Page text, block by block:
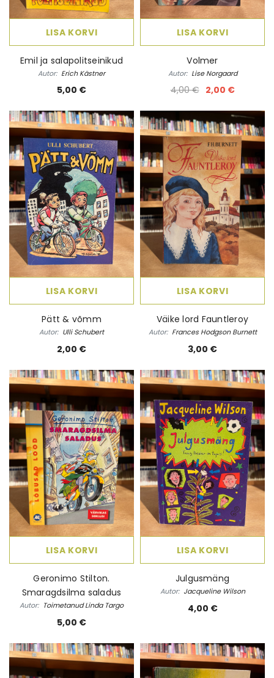
LISA KORVI
Emil ja salapolitseinikud
Autor: Erich Kästner
5,00 €
LISA KORVI
Volmer
Autor: Lise Norgaard
4,00 € 2,00 €
LISA KORVI
Pätt & võmm
Autor: Ulli Schubert
2,00 €
LISA KORVI
Väike lord Fauntleroy
Autor: Frances Hodgson Burnett
3,00 €
LISA KORVI
Geronimo Stilton.
Smaragdsilma saladus
Autor: Toimetanud Linda Targo
5,00 €
LISA KORVI
Julgusmäng
Autor: Jacqueline Wilson
4,00 €